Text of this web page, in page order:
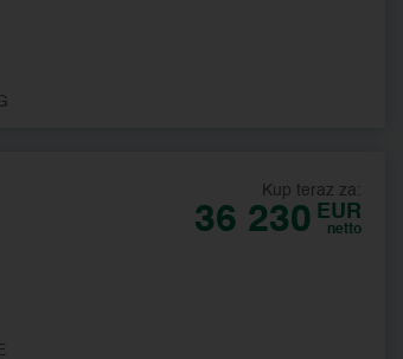
Kup teraz za:
36 230 EUR
netto